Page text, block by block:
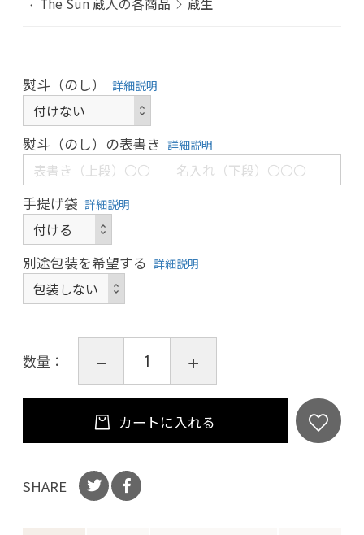
熨斗（のし） 詳細説明
熨斗（のし）の表書き 詳細説明
手提げ袋 詳細説明
別途包装を希望する 詳細説明
数量：
カートに入れる
SHARE